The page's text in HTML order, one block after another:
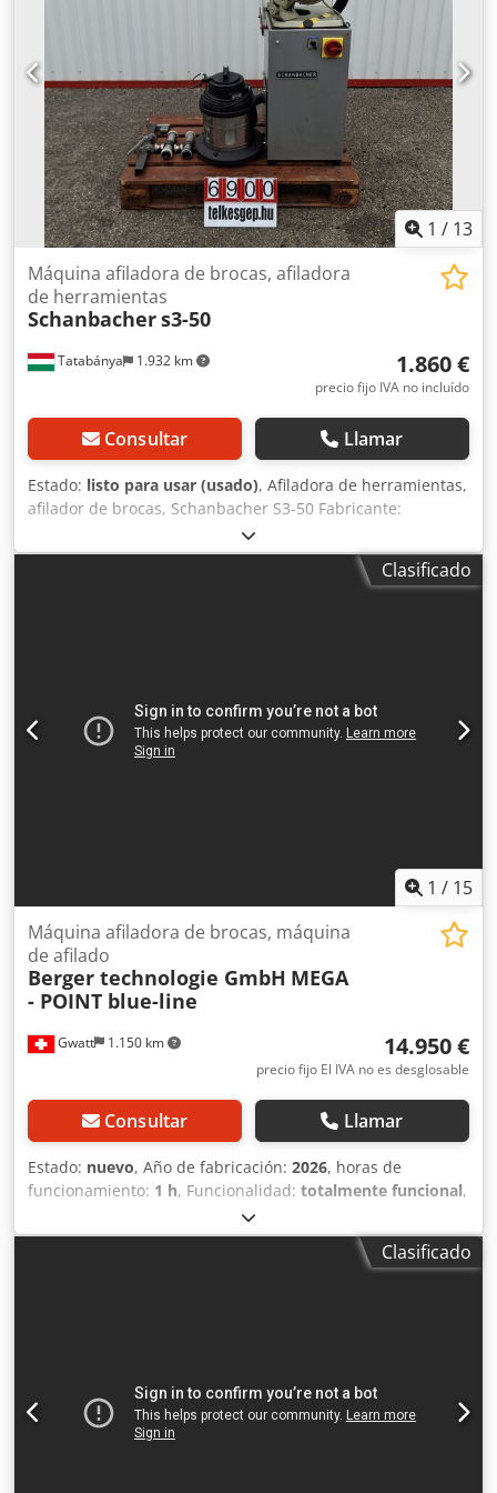
1 / 13
Tatabánya 1.932 km
Máquina afiladora de brocas, afiladora
de herramientas
Schanbachers3-50
1.860 €
precio fijo IVA no incluído
Consultar Llamar
Estado: listo para usar (usado), Afiladora de herramientas,
afilador de brocas, Schanbacher S3-50 Fabricante:
Schanbacher Modelo: S3-50 Año: 2012 Dimensiones: 460 ×
600 × 1260 mm Djdpex Dbltsfx Agkewa Diámetro de broca:
3–50 mm; Ángulo de punta: 90°–140° Incluye: Cubierta
Clasificado
1 / 15
Gwatt 1.150 km
Máquina afiladora de brocas, máquina
de afilado
Berger technologie GmbH MEGA
- POINT blue-line
14.950 €
precio fijo El IVA no es desglosable
Consultar Llamar
Estado: nuevo, Año de fabricación: 2026, horas de
funcionamiento: 1 h, Funcionalidad: totalmente funcional,
número de máquina/vehículo:
preguntas para usted: ¿Por qué gasta tanto dinero cada
año en el afilado EXTERNO de sus herramientas de
Además, reducirá el estrés de sus empleados y, por
último, ganará mucho tiempo valioso que podrá dedicar a
otras tareas. Las máquinas de afilar brocas de BERGER
Clasificado